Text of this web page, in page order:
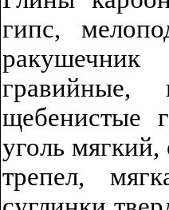
гипс,
гравийные,
щебенистые
уголь
трепел,